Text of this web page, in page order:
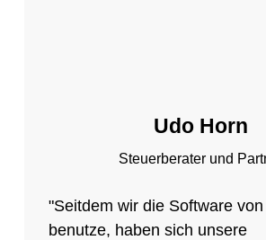
Udo Horn
Steuerberater und
"Seitdem wir die Software
benutze, haben sich unsere